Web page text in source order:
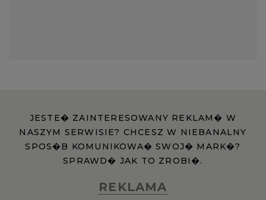
JESTE� ZAINTERESOWANY REKLAM� W
NASZYM SERWISIE? CHCESZ W NIEBANALNY
SPOS�B KOMUNIKOWA� SWOJ� MARK�?
SPRAWD� JAK TO ZROBI�.
REKLAMA